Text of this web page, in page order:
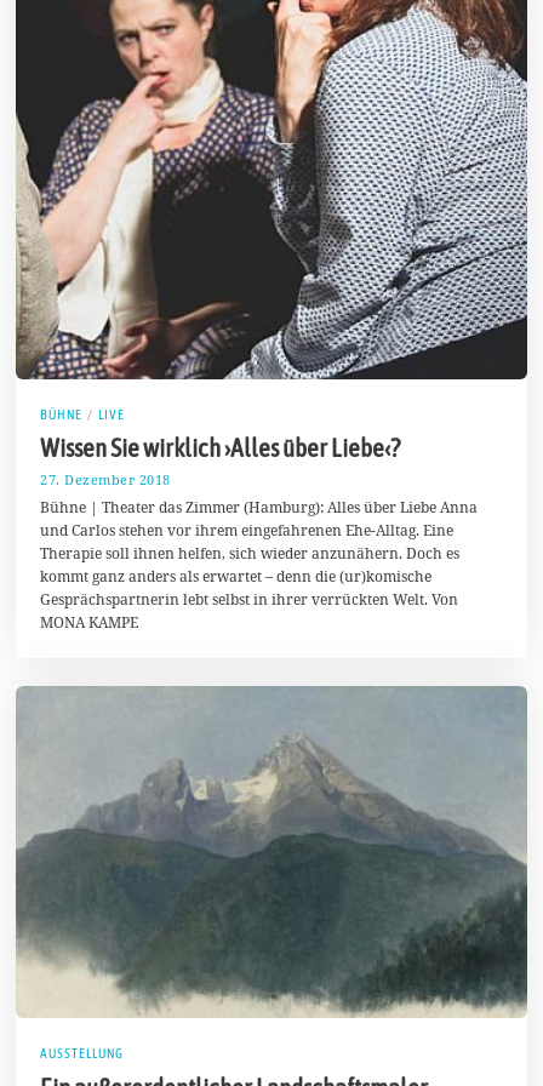
BÜHNE / LIVE
Wissen Sie wirklich ›Alles über Liebe‹?
27. Dezember 2018
.
D
e
z
m
Bühne | Theater das Zimmer (Hamburg): Alles über Liebe Anna
und Carlos stehen vor ihrem eingefahrenen Ehe-Alltag. Eine
Therapie soll ihnen helfen, sich wieder anzunähern. Doch es
kommt ganz anders als erwartet – denn die (ur)komische
Gesprächspartnerin lebt selbst in ihrer verrückten Welt. Von
MONA KAMPE
AUSSTELLUNG